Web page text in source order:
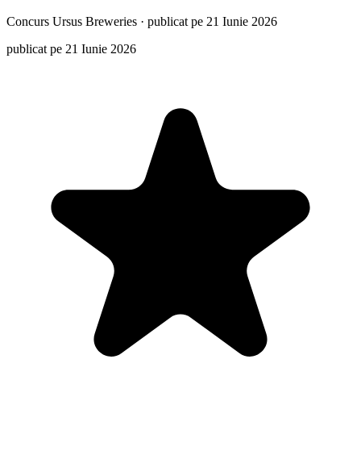
Concurs Ursus Breweries · publicat pe 21 Iunie 2026
publicat pe 21 Iunie 2026